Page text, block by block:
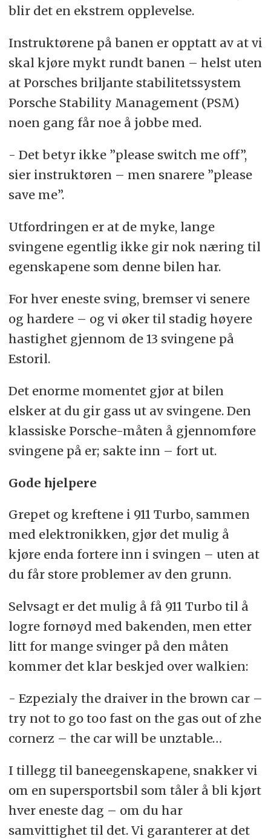
blir det en ekstrem opplevelse.
Instruktørene på banen er opptatt av at vi
skal kjøre mykt rundt banen – helst uten
at Porsches briljante stabilitetssystem
Porsche Stability Management (PSM)
noen gang får noe å jobbe med.
- Det betyr ikke ”please switch me off”,
sier instruktøren – men snarere ”please
save me”.
Utfordringen er at de myke, lange
svingene egentlig ikke gir nok næring til
egenskapene som denne bilen har.
For hver eneste sving, bremser vi senere
og hardere – og vi øker til stadig høyere
hastighet gjennom de 13 svingene på
Estoril.
Det enorme momentet gjør at bilen
elsker at du gir gass ut av svingene. Den
klassiske Porsche-måten å gjennomføre
svingene på er; sakte inn – fort ut.
Gode hjelpere
Grepet og kreftene i 911 Turbo, sammen
med elektronikken, gjør det mulig å
kjøre enda fortere inn i svingen – uten at
du får store problemer av den grunn.
Selvsagt er det mulig å få 911 Turbo til å
logre fornøyd med bakenden, men etter
litt for mange svinger på den måten
kommer det klar beskjed over walkien:
- Ezpezialy the draiver in the brown car –
try not to go too fast on the gas out of zhe
cornerz – the car will be unztable…
I tillegg til baneegenskapene, snakker vi
om en supersportsbil som tåler å bli kjørt
hver eneste dag – om du har
samvittighet til det. Vi garanterer at det